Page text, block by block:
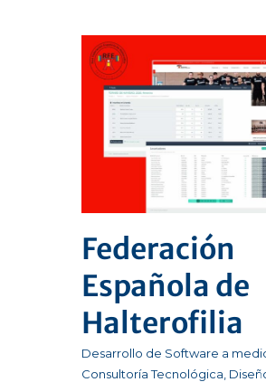
Federación
Española de
Halterofilia
Desarrollo de Software a
Consultoría Tecnológica